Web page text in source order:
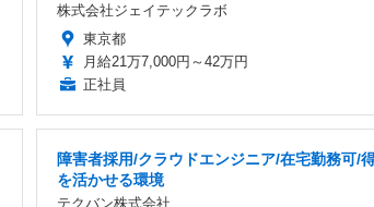
株式会社ジェイテックラボ
東京都
月給21万7,000円～42万円
正社員
障害者採用/クラウドエンジニア/在宅勤務可/
を活かせる環境
テクバン株式会社